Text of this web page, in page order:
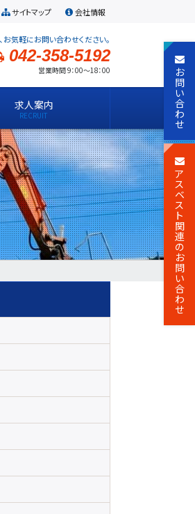
サイトマップ 会社情報
気軽にお問い合わせください。
042-358-5192
営業時間 9：00～18：00
求人案内
お
問
い
合
わ
せ
ア
ス
ベ
ス
ト
関
連
の
お
問
い
合
わ
せ